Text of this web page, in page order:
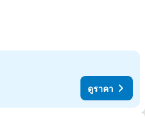
ดูราคา